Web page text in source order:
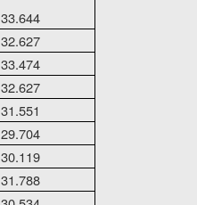
33.644
32.627
33.474
32.627
31.551
29.704
30.119
31.788